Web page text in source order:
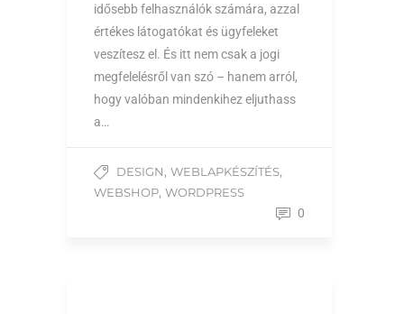
idősebb felhasználók számára, azzal
értékes látogatókat és ügyfeleket
veszítesz el. És itt nem csak a jogi
megfelelésről van szó – hanem arról,
hogy valóban mindenkihez eljuthass
a…
DESIGN, WEBLAPKÉSZÍTÉS,
WEBSHOP, WORDPRESS
0